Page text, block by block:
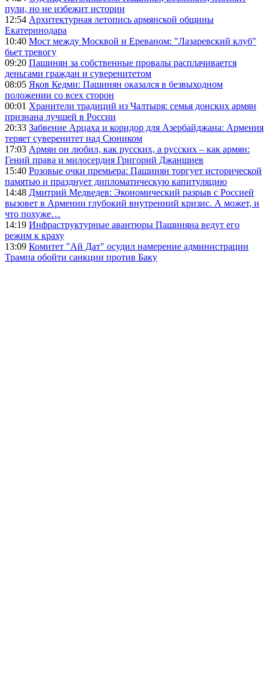
пули, но не избежит истории
12:54 Архитектурная летопись армянской общины
Екатеринодара
10:40 Мост между Москвой и Ереваном: "Лазаревский клуб"
бьет тревогу
09:20 Пашинян за собственные провалы расплачивается
деньгами граждан и суверенитетом
08:05 Яков Кедми: Пашинян оказался в безвыходном
положении со всех сторон
00:01 Хранители традиций из Чалтыря: семья донских армян
признана лучшей в России
20:33 Забвение Арцаха и коридор для Азербайджана: Армения
теряет суверенитет над Сюником
17:03 Армян он любил, как русских, а русских – как армян:
Гений права и милосердия Григорий Джаншиев
15:40 Розовые очки премьера: Пашинян торгует исторической
памятью и празднует дипломатическую капитуляцию
14:48 Дмитрий Медведев: Экономический разрыв с Россией
вызовет в Армении глубокий внутренний кризис. А может, и
что похуже…
14:19 Инфраструктурные авантюры Пашиняна ведут его
режим к краху
13:09 Комитет "Ай Дат" осудил намерение администрации
Трампа обойти санкции против Баку